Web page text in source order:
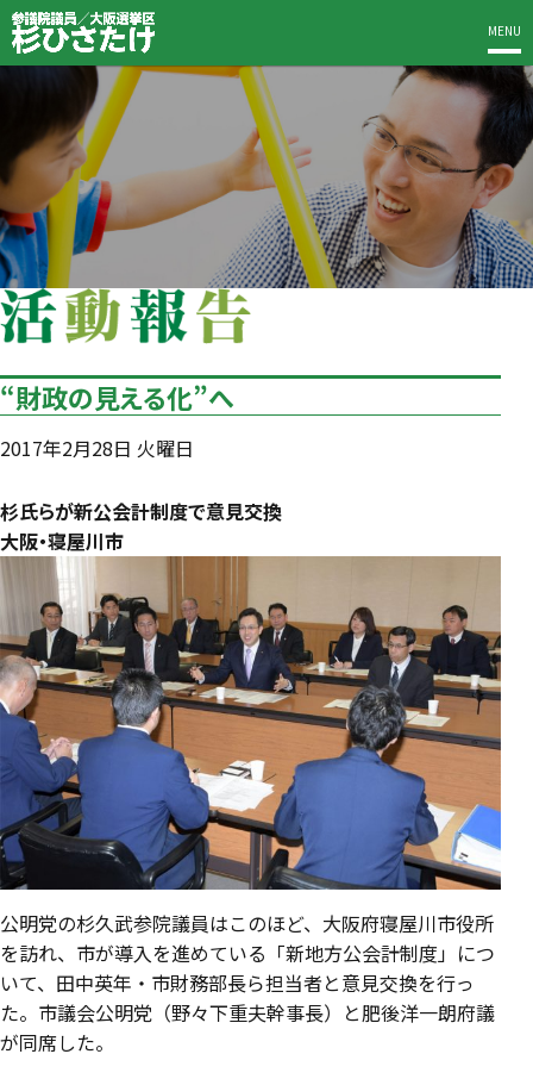
MENU
“財政の見える化”へ
2017年2月28日 火曜日
杉氏らが新公会計制度で意見交換
大阪・寝屋川市
公明党の杉久武参院議員はこのほど、大阪府寝屋川市役所
を訪れ、市が導入を進めている「新地方公会計制度」につ
いて、田中英年・市財務部長ら担当者と意見交換を行っ
た。市議会公明党（野々下重夫幹事長）と肥後洋一朗府議
が同席した。